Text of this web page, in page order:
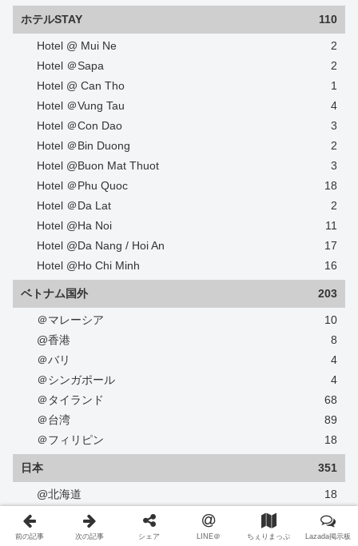
ホテルSTAY 110
Hotel @ Mui Ne
2
Hotel ＠Sapa
2
Hotel @ Can Tho
1
Hotel ＠Vung Tau
4
Hotel ＠Con Dao
3
Hotel ＠Bin Duong
2
Hotel @Buon Mat Thuot
3
Hotel ＠Phu Quoc
18
Hotel ＠Da Lat
2
Hotel @Ha Noi
11
Hotel @Da Nang / Hoi An
17
Hotel @Ho Chi Minh
16
ベトナム国外 203
＠マレーシア
10
@香港
8
＠バリ
4
＠シンガポール
4
＠タイランド
68
＠台湾
89
＠フィリピン
18
日本 351
@北海道
18
@富山・新潟
7
＠愛知
2
前の記事 次の記事 シェア LINE＠ ちぇりまっぷ Lazada掲示板